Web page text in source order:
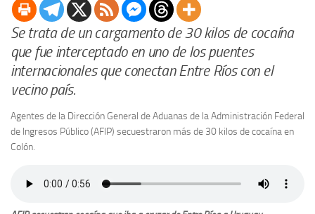
Se trata de un cargamento de 30 kilos de cocaína
que fue interceptado en uno de los puentes
internacionales que conectan Entre Ríos con el
vecino país.
Agentes de la Dirección General de Aduanas de la Administración Federal
de Ingresos Público (AFIP) secuestraron más de 30 kilos de cocaína en
Colón.